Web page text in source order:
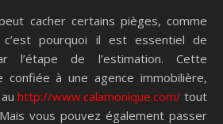
c’est pourquoi il est essentiel de
l’étape de l’estimation. Cette
à une agence immobilière,
http://www.calamonique.com/tout
vous pouvez également passer